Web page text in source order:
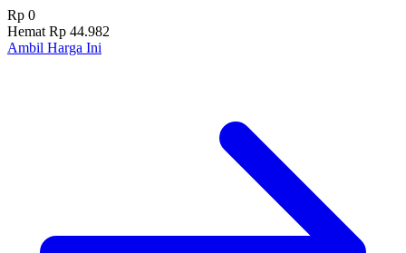
Rp 0
Hemat Rp 44.982
Ambil Harga Ini